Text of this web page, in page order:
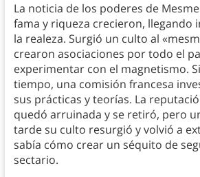
La noticia de los poderes de
fama y riqueza crecieron, llegando
la realeza. Surgió un culto al
crearon asociaciones por todo el
experimentar con el magnetismo.
tiempo, una comisión francesa
sus prácticas y teorías. La
quedó arruinada y se retiró, pero
tarde su culto resurgió y volvió a
sabía cómo crear un séquito de
sectario.